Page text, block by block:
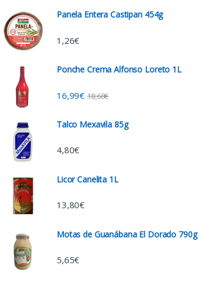
Panela Entera Castipan 454g
1,26€
Ponche Crema Alfonso Loreto 1L
16,99€ 18,68€
Talco Mexavila 85g
4,80€
Licor Canelita 1L
13,80€
Motas de Guanábana El Dorado 790g
5,65€